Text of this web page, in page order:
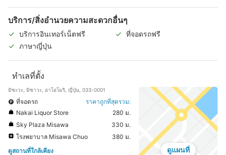
บริการ/สิ่งอำนวยความสะดวกอื่นๆ
บริการอินเทอร์เน็ตฟรี
ที่จอดรถฟรี
ภาษาญี่ปุ่น
ทำเลที่ตั้ง
มิซะวะ, มิซาวะ, อาโอโมริ, ญี่ปุ่น, 033-0001
ที่จอดรถ
ราคาถูกที่สุดรวม:
Nakai Liquor Store
280 ม.
Sky Plaza Misawa
330 ม.
โรงพยาบาล Misawa Chuo
380 ม.
ดูสถานที่ใกล้เคียง
ดูแผนที่